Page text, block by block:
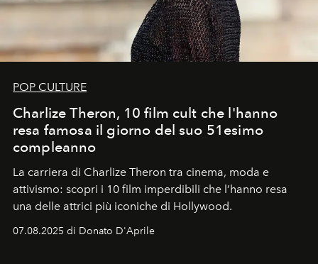
POP CULTURE
Charlize Theron, 10 film cult che l'hanno
resa famosa il giorno del suo 51esimo
compleanno
La carriera di Charlize Theron tra cinema, moda e
attivismo: scopri i 10 film imperdibili che l’hanno resa
una delle attrici più iconiche di Hollywood.
07.08.2025 di Donato D'Aprile